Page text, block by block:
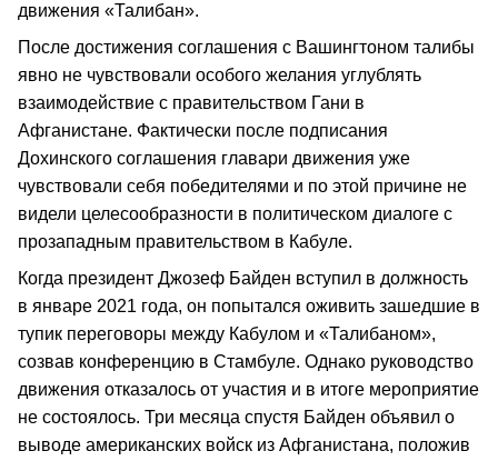
движения «Талибан».
После достижения соглашения с Вашингтоном талибы
явно не чувствовали особого желания углублять
взаимодействие с правительством Гани в
Афганистане. Фактически после подписания
Дохинского соглашения главари движения уже
чувствовали себя победителями и по этой причине не
видели целесообразности в политическом диалоге с
прозападным правительством в Кабуле.
Когда президент Джозеф Байден вступил в должность
в январе 2021 года, он попытался оживить зашедшие в
тупик переговоры между Кабулом и «Талибаном»,
созвав конференцию в Стамбуле. Однако руководство
движения отказалось от участия и в итоге мероприятие
не состоялось. Три месяца спустя Байден объявил о
выводе американских войск из Афганистана, положив